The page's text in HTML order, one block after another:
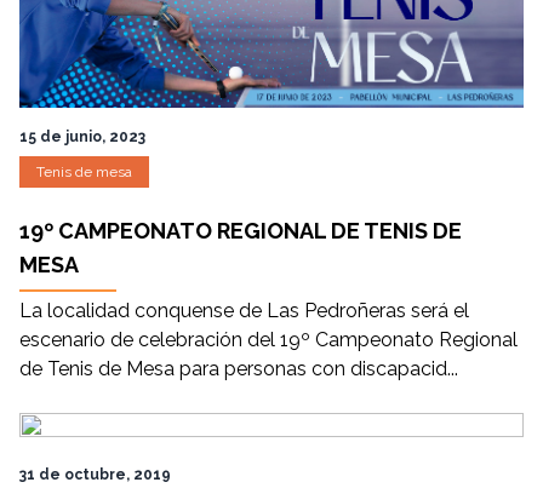
15 de junio, 2023
Tenis de mesa
19º CAMPEONATO REGIONAL DE TENIS DE
MESA
La localidad conquense de Las Pedroñeras será el
escenario de celebración del 19º Campeonato Regional
de Tenis de Mesa para personas con discapacid...
31 de octubre, 2019